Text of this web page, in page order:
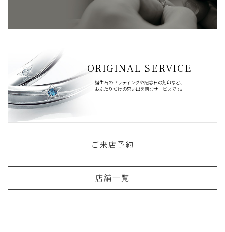
ORIGINAL SERVICE
誕生石のセッティングや記念日の刻印など、
おふたりだけの思い出を刻むサービスです。
ご来店予約
店舗一覧